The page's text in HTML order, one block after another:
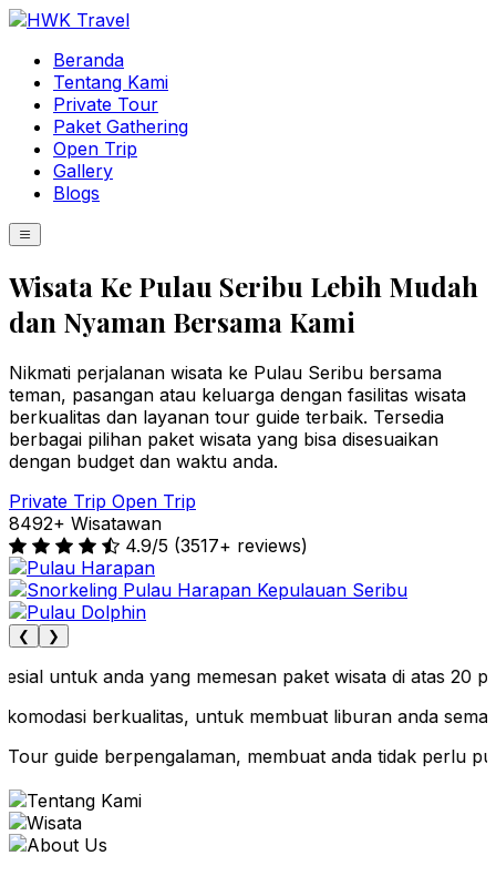
Beranda
Tentang Kami
Private Tour
Paket Gathering
Open Trip
Gallery
Blogs
Wisata Ke Pulau Seribu Lebih Mudah
dan Nyaman Bersama Kami
Nikmati perjalanan wisata ke Pulau Seribu bersama
teman, pasangan atau keluarga dengan fasilitas wisata
berkualitas dan layanan tour guide terbaik. Tersedia
berbagai pilihan paket wisata yang bisa disesuaikan
dengan budget dan waktu anda.
Private Trip Open Trip
8492+ Wisatawan
4.9/5 (3517+ reviews)
❮ ❯
untuk anda yang memesan paket wisata di atas 20
berkualitas, untuk membuat liburan anda semakin
guide berpengalaman, membuat anda tidak perlu